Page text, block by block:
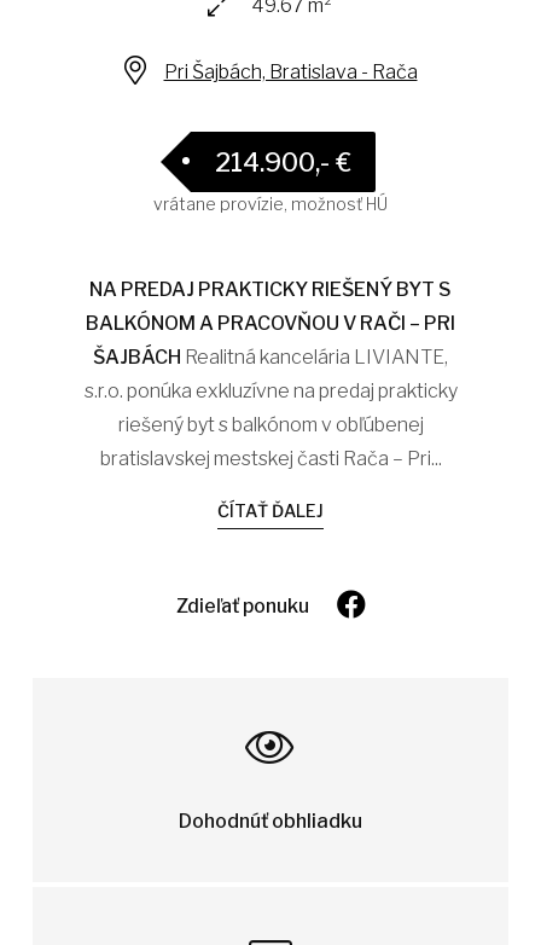
49.67 m²
Pri Šajbách, Bratislava - Rača
214.900,- €
vrátane provízie, možnosť HÚ
NA PREDAJ PRAKTICKY RIEŠENÝ BYT S
BALKÓNOM A PRACOVŇOU V RAČI – PRI
ŠAJBÁCH Realitná kancelária LIVIANTE,
s.r.o. ponúka exkluzívne na predaj prakticky
riešený byt s balkónom v obľúbenej
bratislavskej mestskej časti Rača – Pri...
ČÍTAŤ ĎALEJ
Zdieľať ponuku
Dohodnúť obhliadku